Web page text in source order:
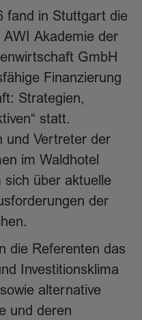
fand in Stuttgart die
Akademie der
GmbH
Finanzierung
Strategien,
statt.
und Vertreter der
im Waldhotel
über aktuelle
der
die Referenten das
Investitionsklima
alternative
und deren